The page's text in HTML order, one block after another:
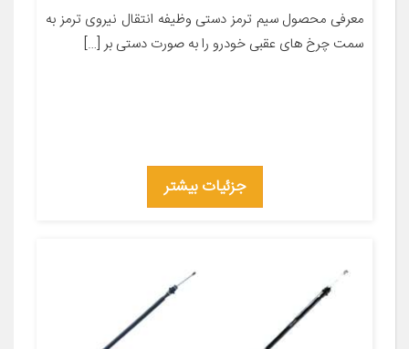
معرفی محصول سیم ترمز دستی وظیفه انتقال نیروی ترمز به
سمت چرخ های عقبی خودرو را به صورت دستی بر […]
جزئیات بیشتر